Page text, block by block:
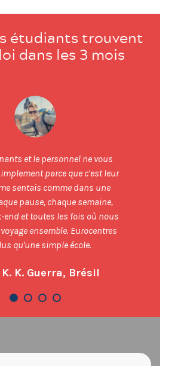
étudiants trouvent
dans les 3 mois
et le personnel ne vous
parce que c’est leur
sentais comme dans une
pause, chaque semaine,
end et toutes les fois où nous
ensemble. Eurocentres
qu'une simple école.
K. Guerra, Brésil